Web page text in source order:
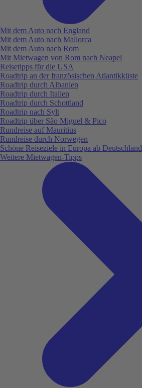
Mit dem Auto nach England
Mit dem Auto nach Mallorca
Mit dem Auto nach Rom
Mit Mietwagen von Rom nach Neapel
Reisetipps für die USA
Roadtrip an der französischen Atlantikküste
Roadtrip durch Albanien
Roadtrip durch Italien
Roadtrip durch Schottland
Roadtrip nach Sylt
Roadtrip über São Miguel & Pico
Rundreise auf Mauritius
Rundreise durch Norwegen
Schöne Reiseziele in Europa ab Deutschland
Weitere Mietwagen-Tipps